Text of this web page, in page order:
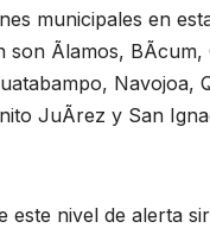
municipales en
son Ãlamos, BÃcum,
Navojoa,
JuÃrez y San
este nivel de alerta